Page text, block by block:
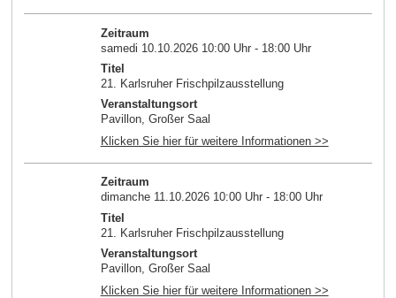
Zeitraum
samedi 10.10.2026 10:00 Uhr - 18:00 Uhr
Titel
21. Karlsruher Frischpilzausstellung
Veranstaltungsort
Pavillon, Großer Saal
Klicken Sie hier für weitere Informationen >>
Zeitraum
dimanche 11.10.2026 10:00 Uhr - 18:00 Uhr
Titel
21. Karlsruher Frischpilzausstellung
Veranstaltungsort
Pavillon, Großer Saal
Klicken Sie hier für weitere Informationen >>